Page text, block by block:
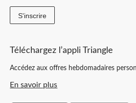
S'inscrire
Téléchargez l’appli Triangle
Accédez aux offres hebdomadaires
En savoir plus